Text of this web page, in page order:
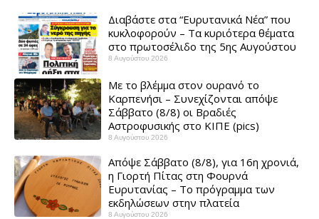
Διαβάστε στα “Ευρυτανικά Νέα” που
κυκλοφορούν – Τα κυριότερα θέματα
στο πρωτοσέλιδο της 5ης Αυγούστου
8 Αυγούστου 2026
Με το βλέμμα στον ουρανό το
Καρπενήσι – Συνεχίζονται απόψε
Σάββατο (8/8) οι Βραδιές
Αστροφυσικής στο ΚΙΠΕ (pics)
8 Αυγούστου 2026
Απόψε Σάββατο (8/8), για 16η χρονιά,
η Γιορτή Πίτας στη Φουρνά
Ευρυτανίας – Το πρόγραμμα των
εκδηλώσεων στην πλατεία
8 Αυγούστου 2026